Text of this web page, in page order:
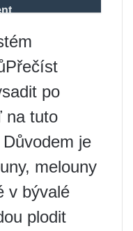
po
na tuto
je
melouny
v bývalé
plodit